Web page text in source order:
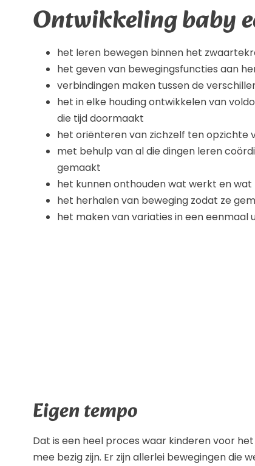
Ontwikkeling baby
het leren bewegen binnen het
het geven van bewegingsfuncties aan
verbindingen maken tussen de
het in elke houding ontwikkelen van
die tijd doormaakt
het oriënteren van zichzelf ten opzichte
met behulp van al die dingen leren
gemaakt
het kunnen onthouden wat werkt en
het herhalen van beweging zodat ze
het maken van variaties in een eenmaal
Eigen tempo
Dat is een heel proces waar kinderen voor
mee bezig zijn. Er zijn allerlei bewegingen die